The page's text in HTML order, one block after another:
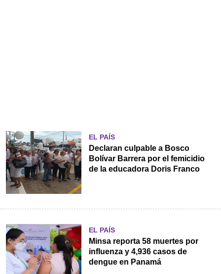
EL PAÍS
Declaran culpable a Bosco
Bolívar Barrera por el femicidio
de la educadora Doris Franco
EL PAÍS
Minsa reporta 58 muertes por
influenza y 4,936 casos de
dengue en Panamá